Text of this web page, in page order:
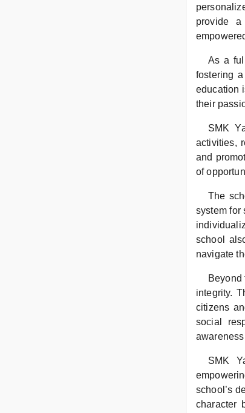
provide a
As a
fostering
education
their
SMK
activities,
and
of
The
system for
school
navigate
Beyond
integrity.
citizens
social
SMK
school’s
character